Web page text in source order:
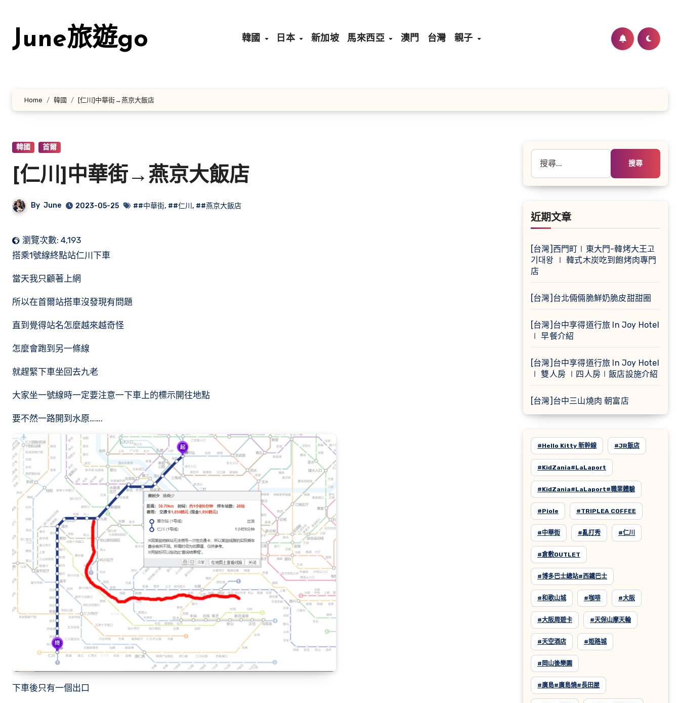
content
June旅遊go 韓國 日本 新加坡 馬來西亞 澳門 台灣 親子
Home 韓國 [仁川]中華街→燕京大飯店
韓國 首爾
[仁川]中華街→燕京大飯店
By June 2023-05-25 ##中華街, ##仁川 , ##燕京大飯店
瀏覽次數: 4,193
搭乘1號線終點站仁川下車
當天我只顧著上網
所以在首爾站搭車沒發現有問題
直到覺得站名怎麼越來越奇怪
怎麼會跑到另一條線
就趕緊下車坐回去九老
大家坐一號線時一定要注意一下車上的標示開往地點
要不然一路開到水原…….
下車後只有一個出口
關
字:
近期文章
[台灣]西門町∣東大門-韓烤大王고
기대왕 ∣ 韓式木炭吃到飽烤肉專門
店
[台灣]台北倆倆脆鮮奶脆皮甜甜圈
[台灣]台中享得道行旅 In Joy Hotel
∣ 早餐介紹
[台灣]台中享得道行旅 In Joy Hotel
∣ 雙人房 ∣四人房∣飯店設施介紹
[台灣]台中三山燒肉 朝富店
#Hello Kitty 新幹線 #JR飯店
#KidZania#LaLaport
#KidZania#LaLaport#職業體驗
#Piole #TRIPLEA COFFEE
#中華街 #亂打秀 #仁川
#倉敷OUTLET
#博多巴士總站#西鐵巴士
#和歌山城 #咖啡 #大阪
#大阪周遊卡 #天保山摩天輪
#天空酒店 #姫路城
#岡山後樂園
#廣島#廣島燒#長田屋